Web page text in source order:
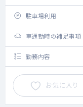
駐車場利用
車通勤時の補足事項
勤務内容
お気に入り